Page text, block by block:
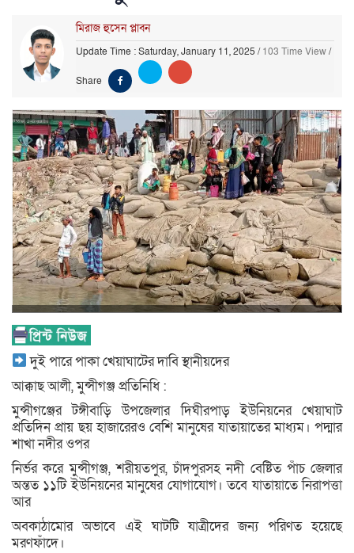
মিরাজ হুসেন প্লাবন
Update Time : Saturday, January 11, 2025 /103 Time View/
Share
দুই পারে পাকা খেয়াঘাটের দাবি স্থানীয়দের
আক্কাছ আলী, মুন্সীগঞ্জ প্রতিনিধি :
মুন্সীগঞ্জের টঙ্গীবাড়ি উপজেলার দিঘীরপাড় ইউনিয়নের খেয়াঘাট
প্রতিদিন প্রায় ছয় হাজারেরও বেশি মানুষের যাতায়াতের মাধ্যম। পদ্মার
শাখা নদীর ওপর
নির্ভর করে মুন্সীগঞ্জ, শরীয়তপুর, চাঁদপুরসহ নদী বেষ্টিত পাঁচ জেলার
অন্তত ১১টি ইউনিয়নের মানুষের যোগাযোগ। তবে যাতায়াতে নিরাপত্তা
আর
অবকাঠামোর অভাবে এই ঘাটটি যাত্রীদের জন্য পরিণত হয়েছে
মরণফাঁদে।